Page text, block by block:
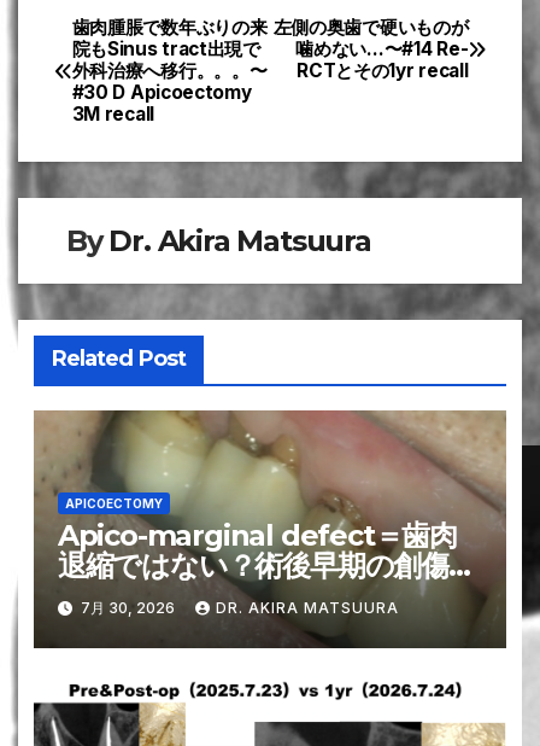
投
稿
ビ
ゲ
ー
シ
ョ
ン
左側の奥歯で硬いものが
噛めない…〜#14 Re-
RCTとその1yr recall
歯肉腫脹で数年ぶりの来
院もSinus tract出現で
外科治療へ移行。。。〜
#30 D Apicoectomy
3M recall
ByDr. Akira Matsuura
Related Post
APICOECTOMY
Apico-marginal defect＝歯肉
退縮ではない？術後早期の創傷環
境が鍵となる可能性。。。〜#3
MB Apicoectomy 6M recall
7月 30, 2026 DR. AKIRA MATSUURA